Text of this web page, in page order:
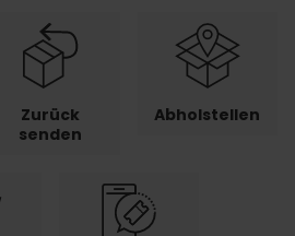
Zurück
senden
Abholstellen